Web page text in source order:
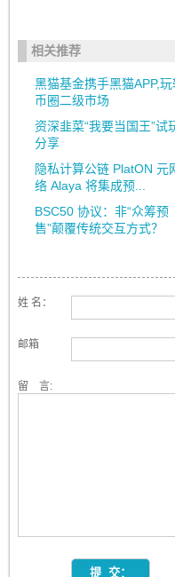
相关推荐
黑猫基金携手黑猫APP,玩
币圈二级市场
资深韭菜“我要当国王”试
分享
隐私计算公链 PlatON 元
络 Alaya 将集成预...
BSC50 协议：非“众筹预
售”颠覆传统交互方式？
姓 名：
邮箱
留 言: